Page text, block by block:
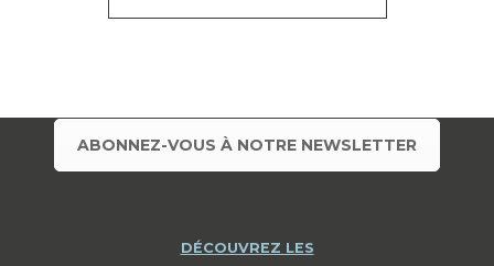
ABONNEZ-VOUS À NOTRE NEWSLETTER
DÉCOUVREZ LES